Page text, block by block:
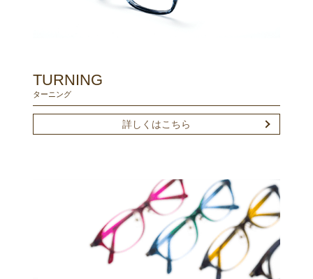
TURNING
ターニング
詳しくはこちら